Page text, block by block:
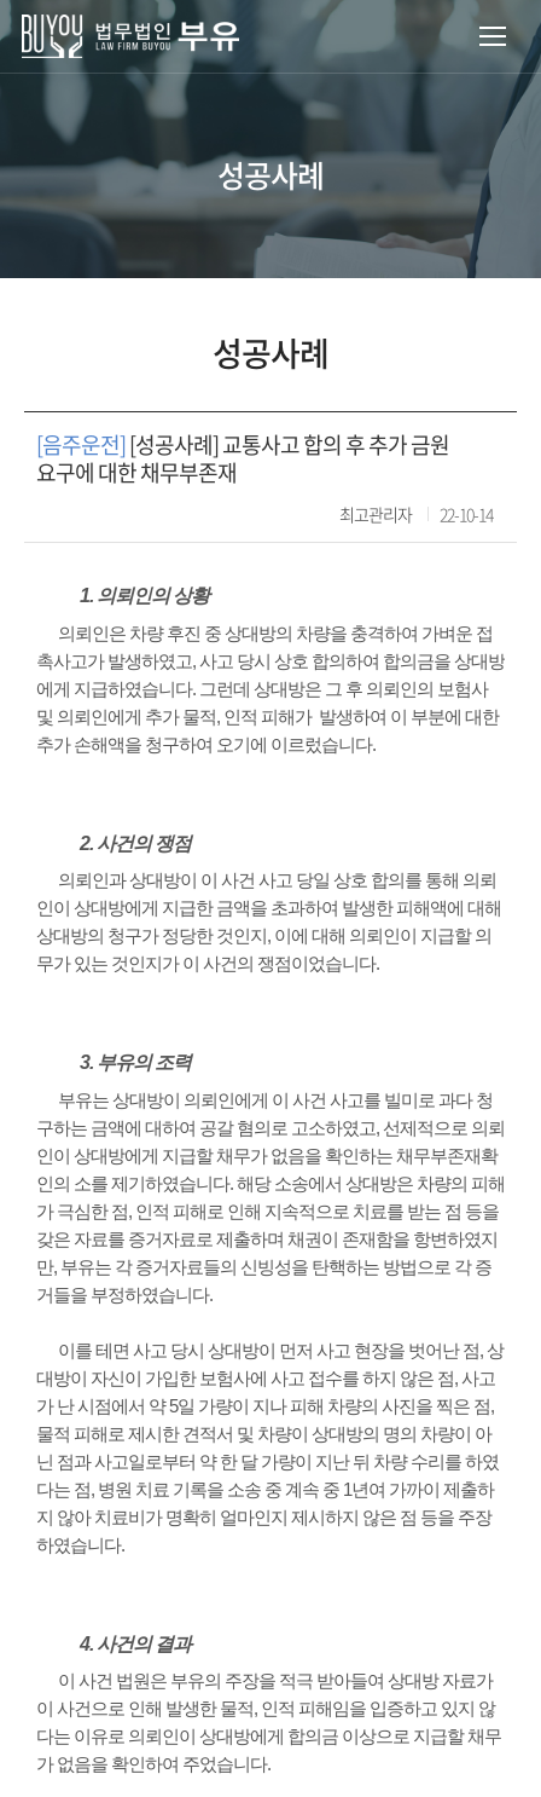
성공사례
성공사례
[음주운전][성공사례] 교통사고 합의 후 추가 금원
요구에 대한 채무부존재
최고관리자 22-10-14
1. 의뢰인의 상황
의뢰인은 차량 후진 중 상대방의 차량을 충격하여 가벼운 접
촉사고가 발생하였고, 사고 당시 상호 합의하여 합의금을 상대방
에게 지급하였습니다. 그런데 상대방은 그 후 의뢰인의 보험사
및 의뢰인에게 추가 물적, 인적 피해가 발생하여 이 부분에 대한
추가 손해액을 청구하여 오기에 이르렀습니다.
2. 사건의 쟁점
의뢰인과 상대방이 이 사건 사고 당일 상호 합의를 통해 의뢰
인이 상대방에게 지급한 금액을 초과하여 발생한 피해액에 대해
상대방의 청구가 정당한 것인지, 이에 대해 의뢰인이 지급할 의
무가 있는 것인지가 이 사건의 쟁점이었습니다.
3. 부유의 조력
부유는 상대방이 의뢰인에게 이 사건 사고를 빌미로 과다 청
구하는 금액에 대하여 공갈 혐의로 고소하였고, 선제적으로 의뢰
인이 상대방에게 지급할 채무가 없음을 확인하는 채무부존재확
인의 소를 제기하였습니다. 해당 소송에서 상대방은 차량의 피해
가 극심한 점, 인적 피해로 인해 지속적으로 치료를 받는 점 등을
갖은 자료를 증거자료로 제출하며 채권이 존재함을 항변하였지
만, 부유는 각 증거자료들의 신빙성을 탄핵하는 방법으로 각 증
거들을 부정하였습니다.
이를 테면 사고 당시 상대방이 먼저 사고 현장을 벗어난 점, 상
대방이 자신이 가입한 보험사에 사고 접수를 하지 않은 점, 사고
가 난 시점에서 약 5일 가량이 지나 피해 차량의 사진을 찍은 점,
물적 피해로 제시한 견적서 및 차량이 상대방의 명의 차량이 아
닌 점과 사고일로부터 약 한 달 가량이 지난 뒤 차량 수리를 하였
다는 점, 병원 치료 기록을 소송 중 계속 중 1년여 가까이 제출하
지 않아 치료비가 명확히 얼마인지 제시하지 않은 점 등을 주장
하였습니다.
4. 사건의 결과
이 사건 법원은 부유의 주장을 적극 받아들여 상대방 자료가
이 사건으로 인해 발생한 물적, 인적 피해임을 입증하고 있지 않
다는 이유로 의뢰인이 상대방에게 합의금 이상으로 지급할 채무
가 없음을 확인하여 주었습니다.